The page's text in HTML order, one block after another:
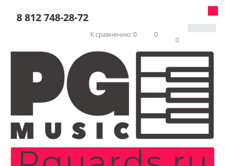
8 812 748-28-72
0
0
К сравнению: 0